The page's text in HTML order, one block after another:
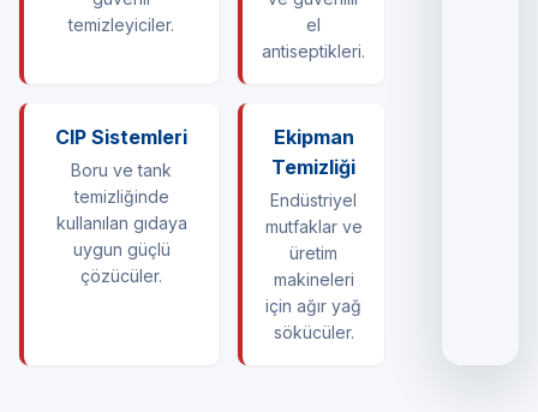
temizleyiciler.
el
antiseptikleri.
CIP Sistemleri
Boru ve tank
temizliğinde
kullanılan gıdaya
uygun güçlü
çözücüler.
Ekipman
Temizliği
Endüstriyel
mutfaklar ve
üretim
makineleri
için ağır yağ
sökücüler.